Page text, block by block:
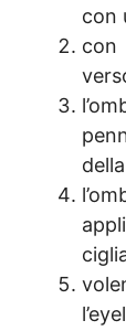
con
con